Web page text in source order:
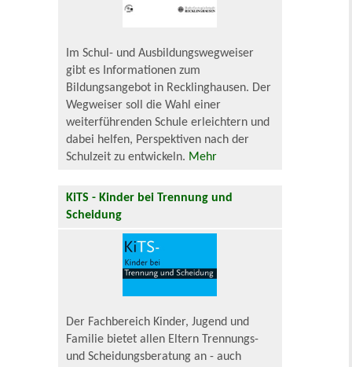
Im Schul- und Ausbildungswegweiser
gibt es Informationen zum
Bildungsangebot in Recklinghausen. Der
Wegweiser soll die Wahl einer
weiterführenden Schule erleichtern und
dabei helfen, Perspektiven nach der
Schulzeit zu entwickeln. Mehr
KiTS - Kinder bei Trennung und
Scheidung
Der Fachbereich Kinder, Jugend und
Familie bietet allen Eltern Trennungs-
und Scheidungsberatung an - auch